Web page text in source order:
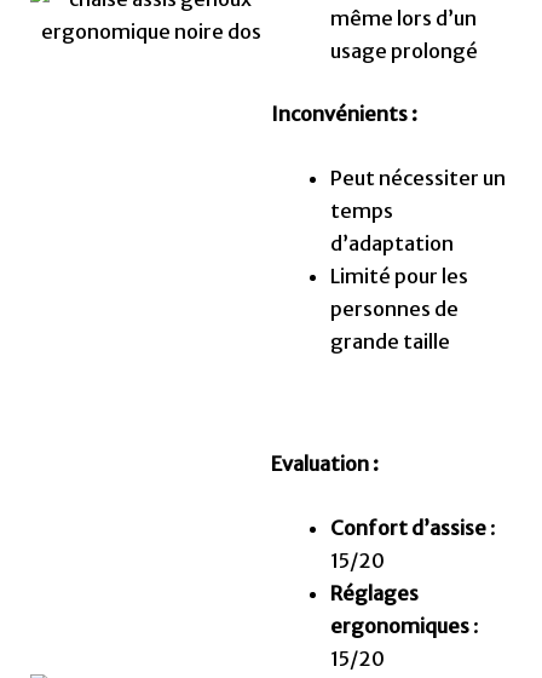
même lors d’un
usage prolongé
Inconvénients :
Peut nécessiter un
temps
d’adaptation
Limité pour les
personnes de
grande taille
Evaluation :
Confort d’assise :
15/20
Réglages
ergonomiques :
15/20